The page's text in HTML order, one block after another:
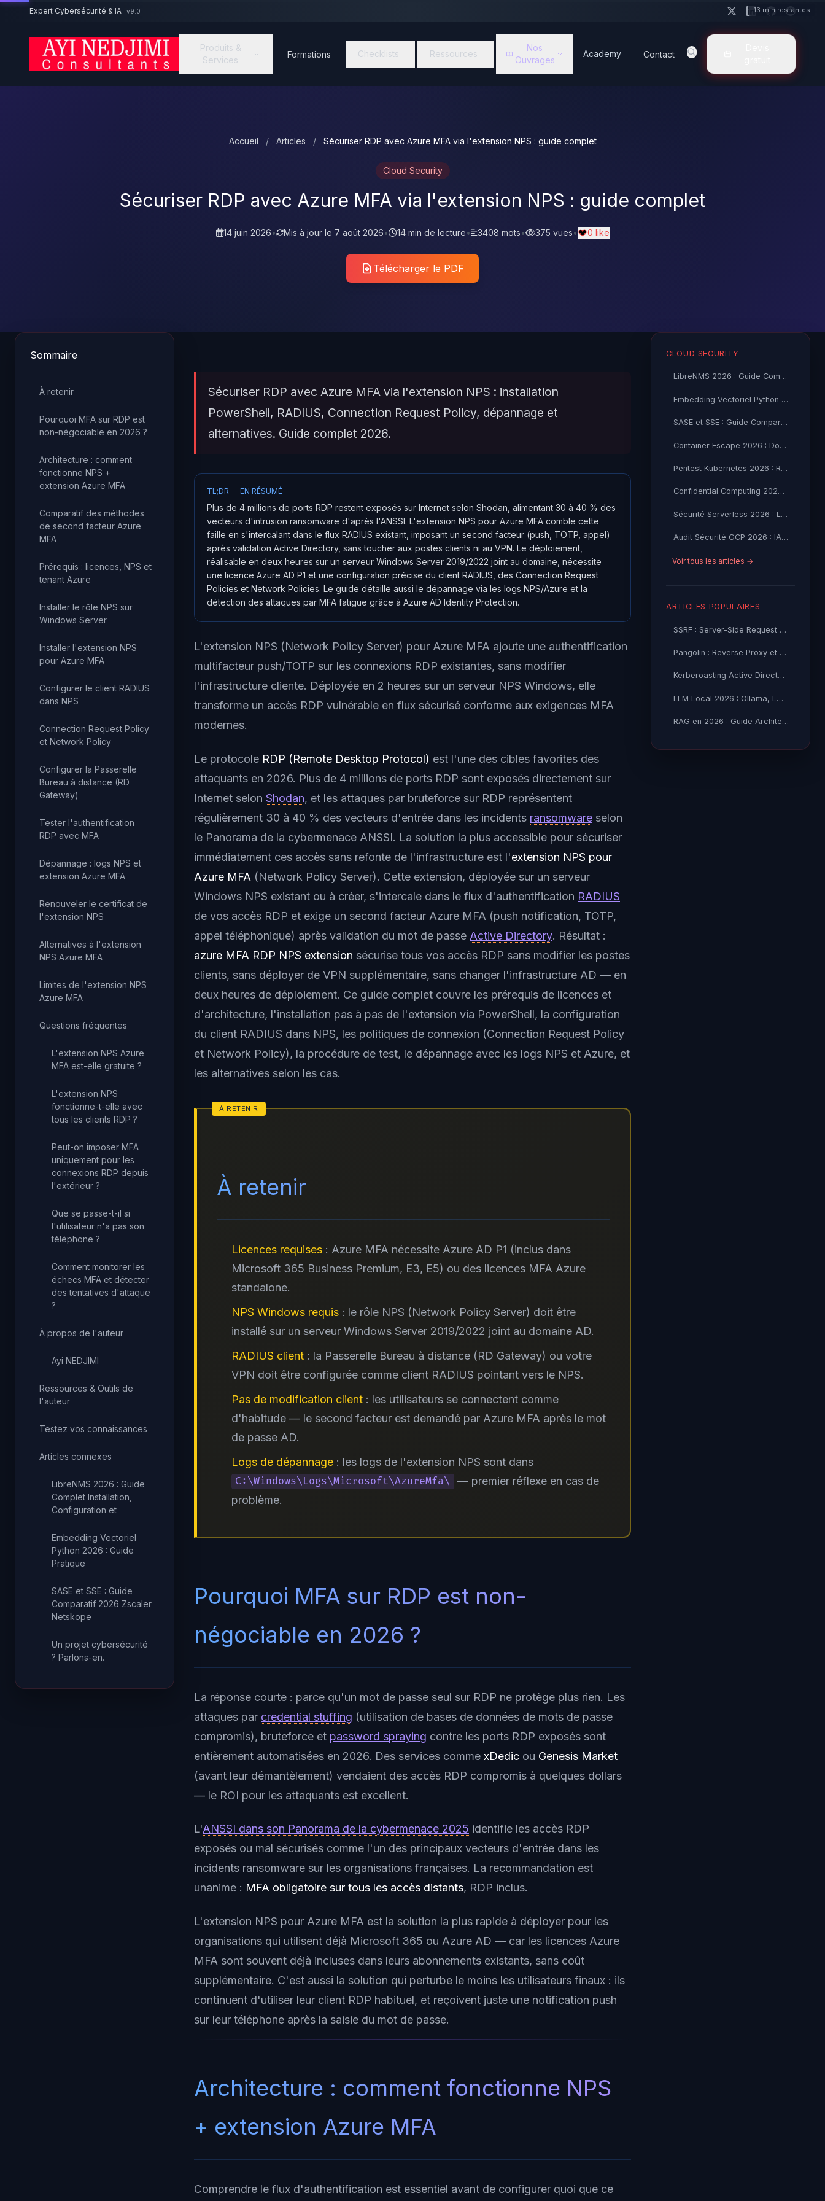
Aller au contenu principal
Expert Cybersécurité & IA v9.0
Produits &
Services
Formations Checklists Ressources
Nos
Ouvrages
Academy Contact
Accueil / Articles / Sécuriser RDP avec Azure MFA via l'extension NPS : guide complet
Cloud Security
Sécuriser RDP avec Azure MFA via l'extension NPS : guide complet
14 juin 2026• Mis à jour le 7 août 2026• 14 min de lecture• 3408 mots• 375 vues• 0 like
Télécharger le PDF
Sommaire
À retenir
Pourquoi MFA sur RDP est
non-négociable en 2026 ?
Architecture : comment
fonctionne NPS +
extension Azure MFA
Comparatif des méthodes
de second facteur Azure
MFA
Prérequis : licences, NPS et
tenant Azure
Installer le rôle NPS sur
Windows Server
Installer l'extension NPS
pour Azure MFA
Configurer le client RADIUS
dans NPS
Connection Request Policy
et Network Policy
Configurer la Passerelle
Bureau à distance (RD
Gateway)
Tester l'authentification
RDP avec MFA
Dépannage : logs NPS et
extension Azure MFA
Renouveler le certificat de
l'extension NPS
Alternatives à l'extension
NPS Azure MFA
Limites de l'extension NPS
Azure MFA
Questions fréquentes
L'extension NPS Azure
MFA est-elle gratuite ?
L'extension NPS
fonctionne-t-elle avec
tous les clients RDP ?
Peut-on imposer MFA
uniquement pour les
connexions RDP depuis
l'extérieur ?
Que se passe-t-il si
l'utilisateur n'a pas son
téléphone ?
Comment monitorer les
échecs MFA et détecter
des tentatives d'attaque
?
À propos de l'auteur
Ayi NEDJIMI
Ressources & Outils de
l'auteur
Testez vos connaissances
Articles connexes
LibreNMS 2026 : Guide
Complet Installation,
Configuration et
Embedding Vectoriel
Python 2026 : Guide
Pratique
SASE et SSE : Guide
Comparatif 2026 Zscaler
Netskope
Un projet cybersécurité
? Parlons-en.
Sécuriser RDP avec Azure MFA via l'extension NPS : installation
PowerShell, RADIUS, Connection Request Policy, dépannage et
alternatives. Guide complet 2026.
TL;DR — EN RÉSUMÉ
Plus de 4 millions de ports RDP restent exposés sur Internet selon Shodan, alimentant 30 à 40 % des
vecteurs d'intrusion ransomware d'après l'ANSSI. L'extension NPS pour Azure MFA comble cette
faille en s'intercalant dans le flux RADIUS existant, imposant un second facteur (push, TOTP, appel)
après validation Active Directory, sans toucher aux postes clients ni au VPN. Le déploiement,
réalisable en deux heures sur un serveur Windows Server 2019/2022 joint au domaine, nécessite
une licence Azure AD P1 et une configuration précise du client RADIUS, des Connection Request
Policies et Network Policies. Le guide détaille aussi le dépannage via les logs NPS/Azure et la
détection des attaques par MFA fatigue grâce à Azure AD Identity Protection.
L'extension NPS (Network Policy Server) pour Azure MFA ajoute une authentification
multifacteur push/TOTP sur les connexions RDP existantes, sans modifier
l'infrastructure cliente. Déployée en 2 heures sur un serveur NPS Windows, elle
transforme un accès RDP vulnérable en flux sécurisé conforme aux exigences MFA
modernes.
Le protocole RDP (Remote Desktop Protocol) est l'une des cibles favorites des
attaquants en 2026. Plus de 4 millions de ports RDP sont exposés directement sur
Internet selon Shodan, et les attaques par bruteforce sur RDP représentent
régulièrement 30 à 40 % des vecteurs d'entrée dans les incidents ransomware selon
le Panorama de la cybermenace ANSSI. La solution la plus accessible pour sécuriser
immédiatement ces accès sans refonte de l'infrastructure est l'extension NPS pour
Azure MFA (Network Policy Server). Cette extension, déployée sur un serveur
Windows NPS existant ou à créer, s'intercale dans le flux d'authentification RADIUS
de vos accès RDP et exige un second facteur Azure MFA (push notification, TOTP,
appel téléphonique) après validation du mot de passe Active Directory. Résultat :
azure MFA RDP NPS extension sécurise tous vos accès RDP sans modifier les postes
clients, sans déployer de VPN supplémentaire, sans changer l'infrastructure AD — en
deux heures de déploiement. Ce guide complet couvre les prérequis de licences et
d'architecture, l'installation pas à pas de l'extension via PowerShell, la configuration
du client RADIUS dans NPS, les politiques de connexion (Connection Request Policy
et Network Policy), la procédure de test, le dépannage avec les logs NPS et Azure, et
les alternatives selon les cas.
À retenir
Licences requises : Azure MFA nécessite Azure AD P1 (inclus dans
Microsoft 365 Business Premium, E3, E5) ou des licences MFA Azure
standalone.
NPS Windows requis : le rôle NPS (Network Policy Server) doit être
installé sur un serveur Windows Server 2019/2022 joint au domaine AD.
RADIUS client : la Passerelle Bureau à distance (RD Gateway) ou votre
VPN doit être configurée comme client RADIUS pointant vers le NPS.
Pas de modification client : les utilisateurs se connectent comme
d'habitude — le second facteur est demandé par Azure MFA après le mot
de passe AD.
Logs de dépannage : les logs de l'extension NPS sont dans
C:\Windows\Logs\Microsoft\AzureMfa\
— premier réflexe en cas de
problème.
Pourquoi MFA sur RDP est non-
négociable en 2026 ?
La réponse courte : parce qu'un mot de passe seul sur RDP ne protège plus rien. Les
attaques par credential stuffing (utilisation de bases de données de mots de passe
compromis), bruteforce et password spraying contre les ports RDP exposés sont
entièrement automatisées en 2026. Des services comme xDedic ou Genesis Market
(avant leur démantèlement) vendaient des accès RDP compromis à quelques dollars
— le ROI pour les attaquants est excellent.
L'ANSSI dans son Panorama de la cybermenace 2025 identifie les accès RDP
exposés ou mal sécurisés comme l'un des principaux vecteurs d'entrée dans les
incidents ransomware sur les organisations françaises. La recommandation est
unanime : MFA obligatoire sur tous les accès distants, RDP inclus.
L'extension NPS pour Azure MFA est la solution la plus rapide à déployer pour les
organisations qui utilisent déjà Microsoft 365 ou Azure AD — car les licences Azure
MFA sont souvent déjà incluses dans leurs abonnements existants, sans coût
supplémentaire. C'est aussi la solution qui perturbe le moins les utilisateurs finaux : ils
continuent d'utiliser leur client RDP habituel, et reçoivent juste une notification push
sur leur téléphone après la saisie du mot de passe.
Architecture : comment fonctionne NPS
+ extension Azure MFA
Comprendre le flux d'authentification est essentiel avant de configurer quoi que ce
CLOUD SECURITY
LibreNMS 2026 : Guide Complet Installation, Configuration et
Embedding Vectoriel Python 2026 : Guide Pratique
SASE et SSE : Guide Comparatif 2026 Zscaler Netskope
Container Escape 2026 : Docker, containerd et Kubernetes
Pentest Kubernetes 2026 : RBAC, Misconfigs et Pods
Confidential Computing 2026 : TEE, Enclaves et Privacy IA
Sécurité Serverless 2026 : Lambda, Azure Functions et Cloud Run
Audit Sécurité GCP 2026 : IAM, VPC Service Controls et SCC
Voir tous les articles →
ARTICLES POPULAIRES
SSRF : Server-Side Request Forgery — Exploitation Avancée
Pangolin : Reverse Proxy et Tunnel Self-Hosted — Guide
Kerberoasting Active Directory : Attaque et Défense 2026
LLM Local 2026 : Ollama, LM Studio ou vLLM — Quel Outil selon
RAG en 2026 : Guide Architecture, Vectorisation & Chunking
13 min restantes